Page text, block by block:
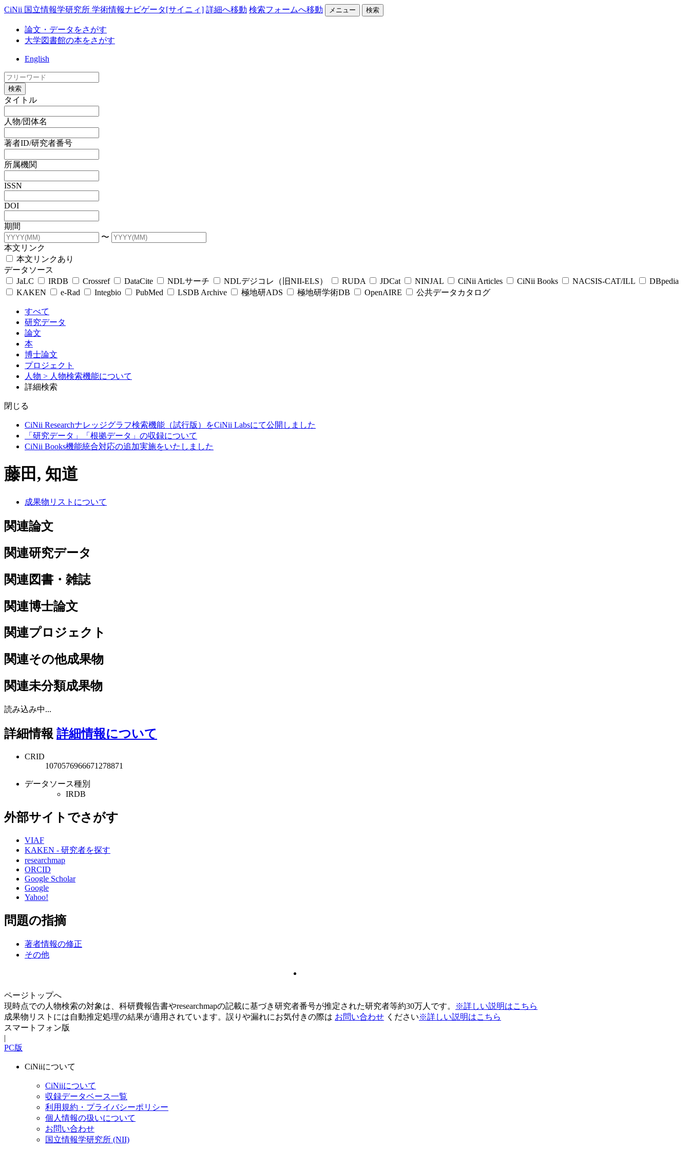
CiNii 国立情報学研究所 学術情報ナビゲータ[サイニィ] 詳細へ移動 検索フォームへ移動 メニュー 検索
論文・データをさがす
大学図書館の本をさがす
English
検索
タイトル
人物/団体名
著者ID/研究者番号
所属機関
ISSN
DOI
期間
〜
本文リンク
本文リンクあり
データソース
JaLC
IRDB Crossref DataCite NDLサーチ NDLデジコレ（旧NII-ELS） RUDA JDCat NINJAL CiNii Articles CiNii Books NACSIS-CAT/ILL
DBpedia
KAKEN
e-Rad Integbio PubMed LSDB Archive 極地研ADS 極地研学術DB OpenAIRE 公共データカタログ
すべて
研究データ
論文
本
博士論文
プロジェクト
人物 > 人物検索機能について
詳細検索
閉じる
CiNii Researchナレッジグラフ検索機能（試行版）をCiNii Labsにて公開しました
「研究データ」「根拠データ」の収録について
CiNii Books機能統合対応の追加実施をいたしました
藤田, 知道
成果物リストについて
関連論文
関連研究データ
関連図書・雑誌
関連博士論文
関連プロジェクト
関連その他成果物
関連未分類成果物
読み込み中...
詳細情報 詳細情報について
CRID
1070576966671278871
データソース種別
IRDB
外部サイトでさがす
VIAF
KAKEN - 研究者を探す
researchmap
ORCID
Google Scholar
Google
Yahoo!
問題の指摘
著者情報の修正
その他
ページトップへ
現時点での人物検索の対象は、科研費報告書やresearchmapの記載に基づき研究者番号が推定された研究者等約30万人です。
※詳しい説明はこちら
成果物リストには自動推定処理の結果が適用されています。誤りや漏れにお気付きの際は お問い合わせ ください※詳しい説明はこちら
スマートフォン版
|
PC版
CiNiiについて
CiNiiについて
収録データベース一覧
利用規約・プライバシーポリシー
個人情報の扱いについて
お問い合わせ
国立情報学研究所 (NII)